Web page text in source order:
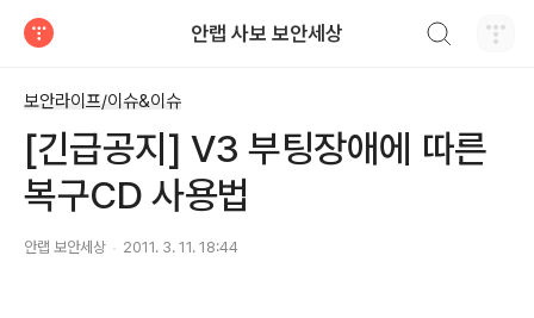
안랩 사보 보안세상
보안라이프/이슈&이슈
[긴급공지] V3 부팅장애에 따른
복구CD 사용법
안랩 보안세상 2011. 3. 11. 18:44